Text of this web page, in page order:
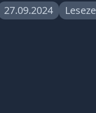
27.09.2024